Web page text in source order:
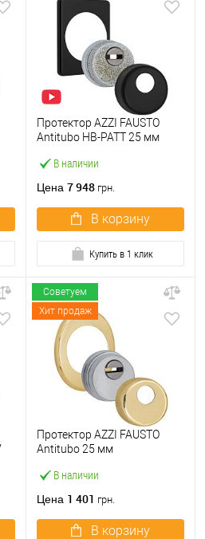
В наличии
Протектор AZZI FAUSTO
Antitubo HB-PATT 25 мм
прямоугольный черный
Цена 7 948 грн.
В корзину
Купить в 1 клик
Советуем
Хит продаж
В наличии
Протектор AZZI FAUSTO
Antitubo 25 мм
широкий латунь
Цена 1 401 грн.
В корзину